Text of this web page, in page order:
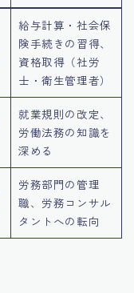
給与計算・社会保
険手続きの習得、
資格取得（社労
士・衛生管理者）
就業規則の改定、
労働法務の知識を
深める
労務部門の管理
職、労務コンサル
タントへの転向